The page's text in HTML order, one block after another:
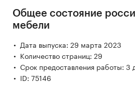
Общее состояние
мебели
Дата выпуска: 29 марта 2023
Количество страниц: 29
Срок предоставления работы: 3
ID: 75146